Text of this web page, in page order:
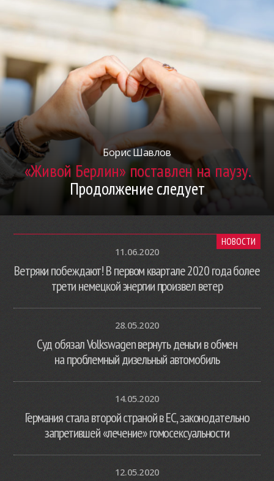
Борис Шавлов
«Живой Берлин» поставлен на паузу.
Продолжение следует
НОВОСТИ
11.06.2020
Ветряки побеждают! В первом квартале 2020 года более
трети немецкой энергии произвел ветер
28.05.2020
Суд обязал Volkswagen вернуть деньги в обмен
на проблемный дизельный автомобиль
14.05.2020
Германия стала второй страной в ЕС, законодательно
запретившей «лечение» гомосексуальности
12.05.2020